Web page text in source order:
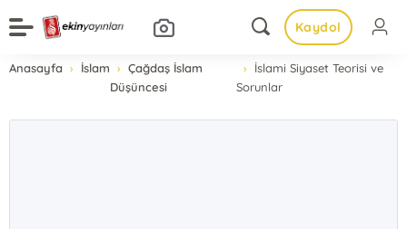
Kaydol
Anasayfa İslam
Çağdaş İslam
Düşüncesi
İslami Siyaset Teorisi ve
Sorunlar